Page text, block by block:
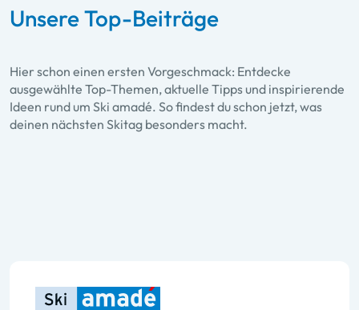
Unsere Top-Beiträge
Hier schon einen ersten Vorgeschmack: Entdecke
ausgewählte Top-Themen, aktuelle Tipps und inspirierende
Ideen rund um Ski amadé. So findest du schon jetzt, was
deinen nächsten Skitag besonders macht.